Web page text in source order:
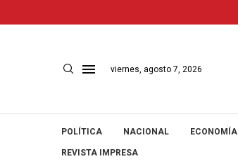
viernes, agosto 7, 2026
POLÍTICA NACIONAL ECONOMÍA
REVISTA IMPRESA